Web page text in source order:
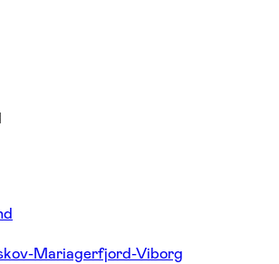
Mariagerfjord-Viborg